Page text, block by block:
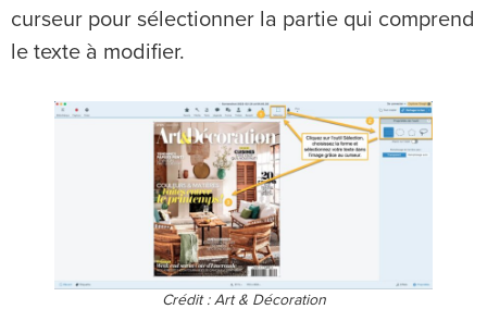
curseur pour sélectionner la partie qui comprend
le texte à modifier.
Crédit : Art & Décoration